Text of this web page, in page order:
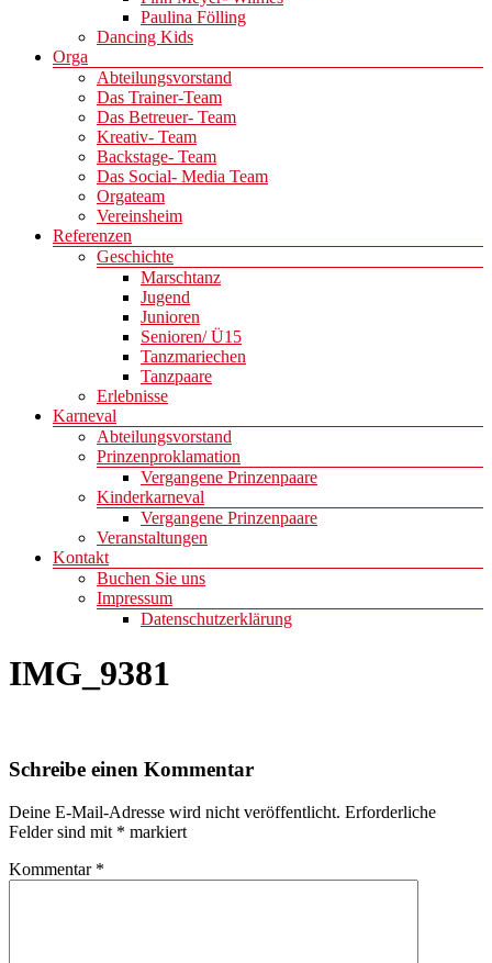
Paulina Fölling
Dancing Kids
Orga
Abteilungsvorstand
Das Trainer-Team
Das Betreuer- Team
Kreativ- Team
Backstage- Team
Das Social- Media Team
Orgateam
Vereinsheim
Referenzen
Geschichte
Marschtanz
Jugend
Junioren
Senioren/ Ü15
Tanzmariechen
Tanzpaare
Erlebnisse
Karneval
Abteilungsvorstand
Prinzenproklamation
Vergangene Prinzenpaare
Kinderkarneval
Vergangene Prinzenpaare
Veranstaltungen
Kontakt
Buchen Sie uns
Impressum
Datenschutzerklärung
IMG_9381
Schreibe einen Kommentar
Deine E-Mail-Adresse wird nicht veröffentlicht. Erforderliche
Felder sind mit * markiert
Kommentar *